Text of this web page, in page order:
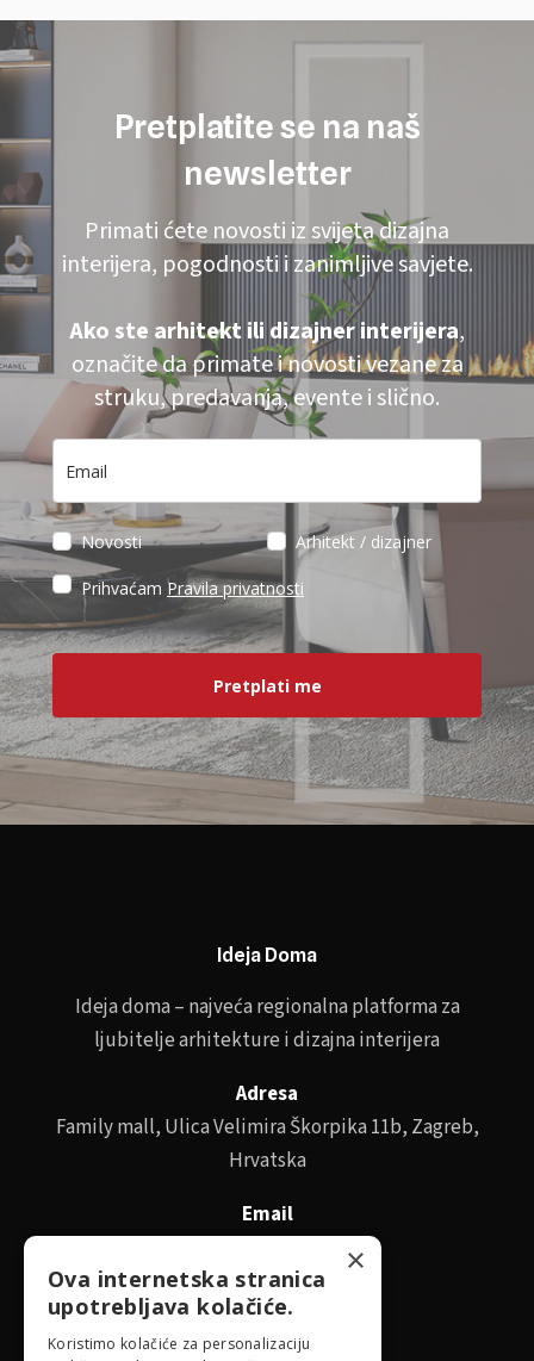
Pretplatite se na naš
newsletter
Primati ćete novosti iz svijeta dizajna
interijera, pogodnosti i zanimljive savjete.
Ako ste arhitekt ili dizajner interijera,
označite da primate i novosti vezane za
struku, predavanja, evente i slično.
Novosti Arhitekt / dizajner
Prihvaćam Pravila privatnosti
Pretplati me
Ideja Doma
Ideja doma – najveća regionalna platforma za
ljubitelje arhitekture i dizajna interijera
Adresa
Family mall, Ulica Velimira Škorpika 11b, Zagreb,
Hrvatska
Email
id@idejadoma.com
Izbornik
×
Ova internetska stranica
upotrebljava kolačiće.
Koristimo kolačiće za personalizaciju